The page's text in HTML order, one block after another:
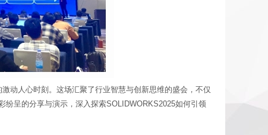
动人心时刻。这场汇聚了行业智慧与创新思维的盛会，不仅
呈的分享与演示，深入探索SOLIDWORKS2025如何引领